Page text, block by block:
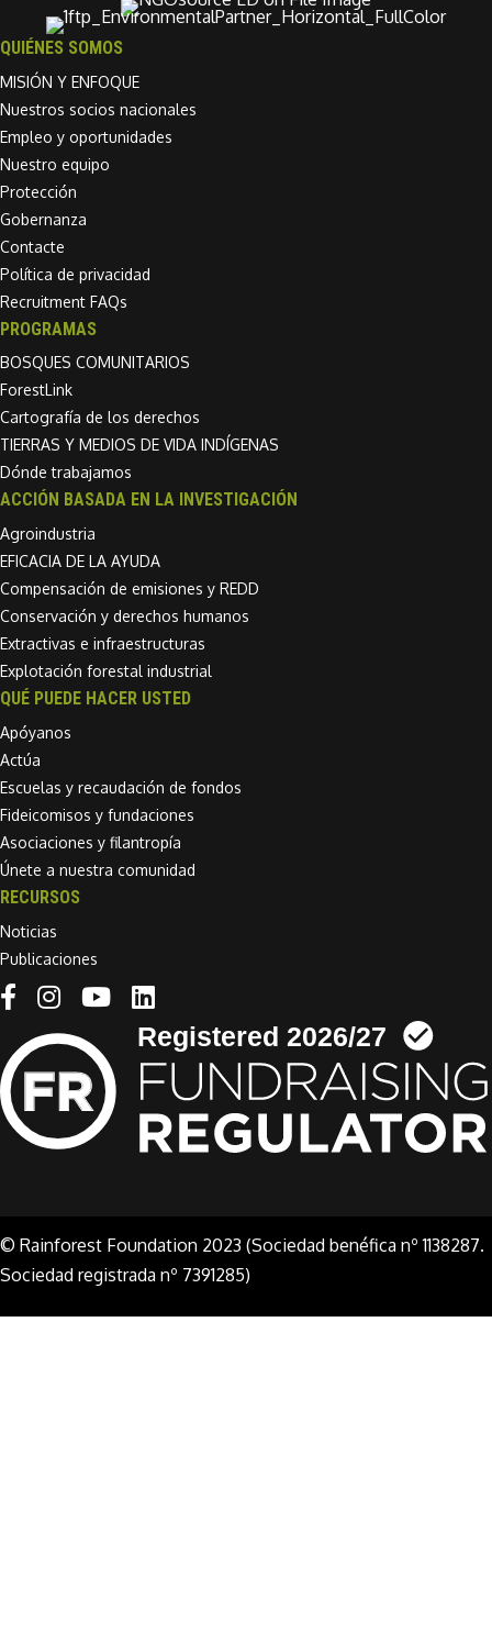
QUIÉNES SOMOS
MISIÓN Y ENFOQUE
Nuestros socios nacionales
Empleo y oportunidades
Nuestro equipo
Protección
Gobernanza
Contacte
Política de privacidad
Recruitment FAQs
PROGRAMAS
BOSQUES COMUNITARIOS
ForestLink
Cartografía de los derechos
TIERRAS Y MEDIOS DE VIDA INDÍGENAS
Dónde trabajamos
ACCIÓN BASADA EN LA INVESTIGACIÓN
Agroindustria
EFICACIA DE LA AYUDA
Compensación de emisiones y REDD
Conservación y derechos humanos
Extractivas e infraestructuras
Explotación forestal industrial
QUÉ PUEDE HACER USTED
Apóyanos
Actúa
Escuelas y recaudación de fondos
Fideicomisos y fundaciones
Asociaciones y filantropía
Únete a nuestra comunidad
RECURSOS
Noticias
Publicaciones
Linkedin link
© Rainforest Foundation 2023 (Sociedad benéfica nº 1138287.
Sociedad registrada nº 7391285)